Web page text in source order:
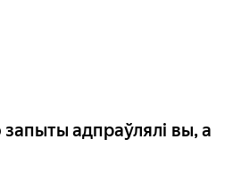
адпраўлялі вы, а